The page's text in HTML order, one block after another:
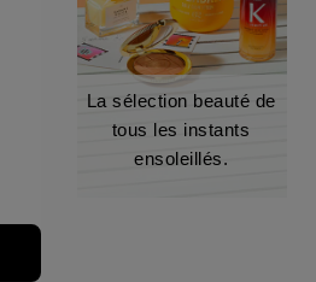
La sélection beauté de
tous les instants
ensoleillés.